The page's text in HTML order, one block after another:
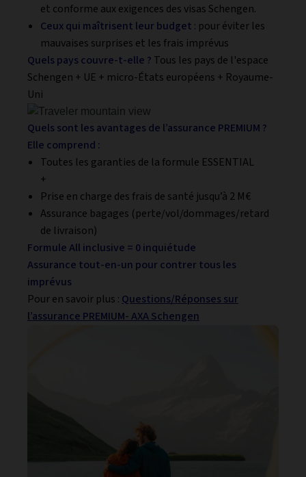
et conforme aux exigences des visas Schengen.
Ceux qui maîtrisent leur budget : pour éviter les
mauvaises surprises et les frais imprévus
Quels pays couvre-t-elle ? Tous les pays de l'espace
Schengen + UE + micro-États européens + Royaume-
Uni
Quels sont les avantages de l’assurance PREMIUM ?
Elle comprend :
Toutes les garanties de la formule ESSENTIAL
+
Prise en charge des frais de santé jusqu’à 2 M€
Assurance bagages (perte/vol/dommages/retard
de livraison)
Formule All inclusive = 0 inquiétude
Assurance tout-en-un pour contrer tous les
imprévus
Pour en savoir plus : Questions/Réponses sur
l’assurance PREMIUM- AXA Schengen